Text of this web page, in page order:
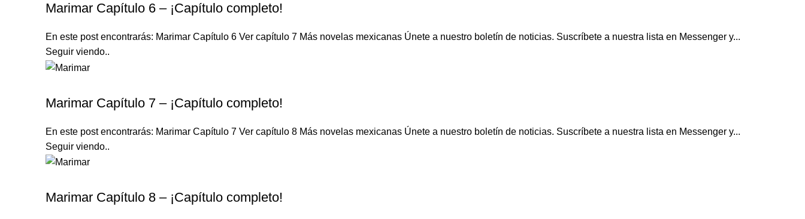
Marimar Capítulo 6 – ¡Capítulo completo!
En este post encontrarás: Marimar Capítulo 6 Ver capítulo 7 Más novelas mexicanas Únete a nuestro boletín de noticias. Suscríbete a nuestra lista en Messenger y...
Seguir viendo..
Marimar Capítulo 7 – ¡Capítulo completo!
En este post encontrarás: Marimar Capítulo 7 Ver capítulo 8 Más novelas mexicanas Únete a nuestro boletín de noticias. Suscríbete a nuestra lista en Messenger y...
Seguir viendo..
Marimar Capítulo 8 – ¡Capítulo completo!